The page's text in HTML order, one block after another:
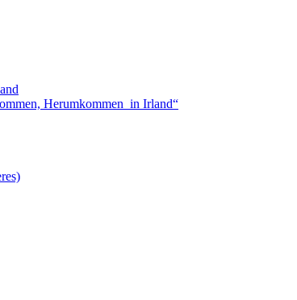
Herumkommen in Irland“